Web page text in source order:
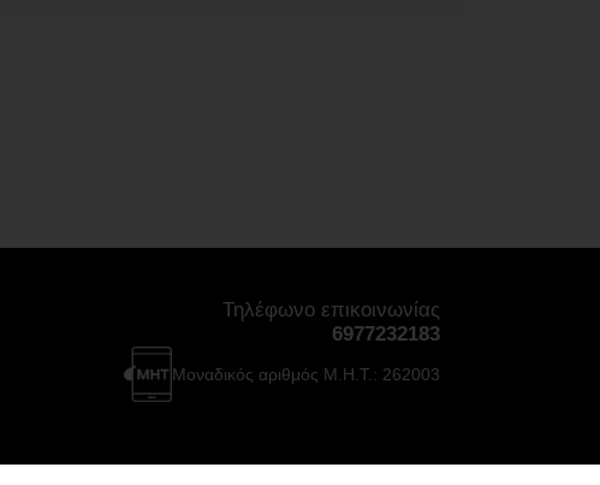
Τηλέφωνο επικοινωνίας
6977232183
Μοναδικός αριθμός Μ.Η.Τ.: 262003